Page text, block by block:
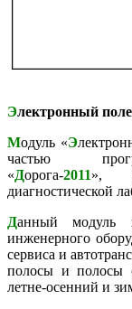
Электронный
Модуль «Э
частью
«Дорога-2011»,
диагностической
Данный модуль
инженерного
сервиса и
полосы и полосы
летне-осенний и